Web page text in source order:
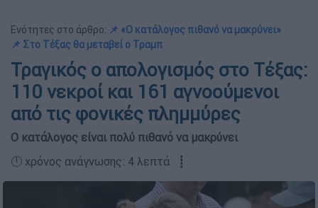
Ενότητες στο άρθρο: 📌 «Ο κατάλογος πιθανό να μακρύνει»
📌 Στο Τέξας θα μεταβεί ο Τραμπ
Τραγικός ο απολογισμός στο Τέξας:
110 νεκροί και 161 αγνοούμενοι
από τις φονικές πλημμύρες
Ο κατάλογος είναι πολύ πιθανό να μακρύνει
🕛 χρόνος ανάγνωσης: 4 λεπτά ┋